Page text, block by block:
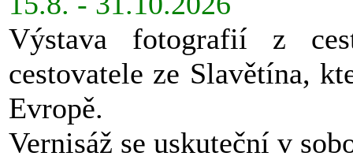
Výstava fotografií z
cestovatele ze Slavětína,
Evropě.
Vernisáž se uskuteční v